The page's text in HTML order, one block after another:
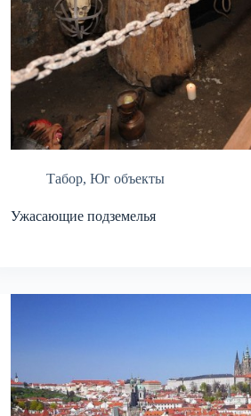
Табор, Юг объекты
Ужасающие подземелья